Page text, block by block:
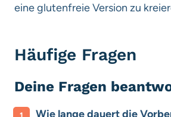
eine glutenfreie Version zu
Häufige Fragen
Deine Fragen
Wie lange dauert die